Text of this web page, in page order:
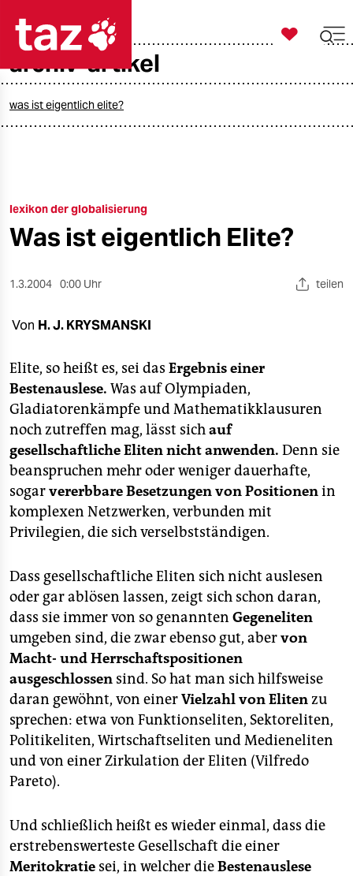
öko
gesellschaft
kultur
sport
nord
wahrheit
verlag
verlag
veranstaltungen
fragen & hilfe
unterstützen
genossenschaft
epaper login

taz zahl ich
archiv-artikel
was ist eigentlich elite?
lexikon der globalisierung
Was ist eigentlich Elite?
1.3.2004 0:00 Uhr teilen
Von H. J. KRYSMANSKI
Elite, so heißt es, sei das Ergebnis einer
Bestenauslese. Was auf Olympiaden,
Gladiatorenkämpfe und Mathematikklausuren
noch zutreffen mag, lässt sichauf
gesellschaftliche Eliten nicht anwenden. Denn sie
beanspruchen mehr oder weniger dauerhafte,
sogarvererbbare Besetzungen von Positionenin
komplexen Netzwerken, verbunden mit
Privilegien, die sich verselbstständigen.
Dass gesellschaftliche Eliten sich nicht auslesen
oder gar ablösen lassen, zeigt sich schon daran,
dass sie immer von so genannten Gegeneliten
umgeben sind, die zwar ebenso gut, abervon
Macht- und Herrschaftspositionen
ausgeschlossen sind. So hat man sich hilfsweise
daran gewöhnt, von einerVielzahl von Elitenzu
sprechen: etwa von Funktionseliten, Sektoreliten,
Politikeliten, Wirtschaftseliten und Medieneliten
und von einer Zirkulation der Eliten (Vilfredo
Pareto).
Und schließlich heißt es wieder einmal, dass die
erstrebenswerteste Gesellschaft die einer
Meritokratie sei, in welcher dieBestenauslese